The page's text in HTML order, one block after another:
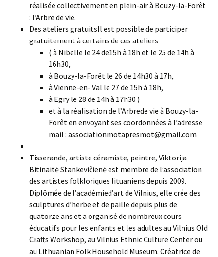
réalisée collectivement en plein-air à Bouzy-la-Forêt
: l’Arbre de vie.
Des ateliers gratuitsIl est possible de participer
gratuitement à certains de ces ateliers
( à Nibelle le 24 de15h à 18h et le 25 de 14h à
16h30,
à Bouzy-la-Forêt le 26 de 14h30 à 17h,
à Vienne-en- Val le 27 de 15h à 18h,
à Egry le 28 de 14h à 17h30 )
et à la réalisation de l’Arbrede vie à Bouzy-la-
Forêt en envoyant ses coordonnées à l’adresse
mail : associationmotapresmot@gmail.com
Tisserande, artiste céramiste, peintre, Viktorija
Bitinaitė Stankevičienė est membre de l’association
des artistes folkloriques lituaniens depuis 2009.
Diplômée de l’académied’art de Vilnius, elle crée des
sculptures d’herbe et de paille depuis plus de
quatorze ans et a organisé de nombreux cours
éducatifs pour les enfants et les adultes au Vilnius Old
Crafts Workshop, au Vilnius Ethnic Culture Center ou
au Lithuanian Folk Household Museum. Créatrice de